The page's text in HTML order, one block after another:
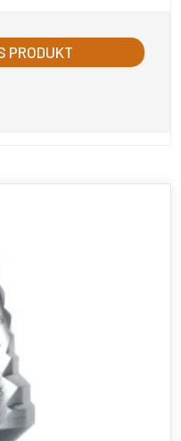
PRODUKT